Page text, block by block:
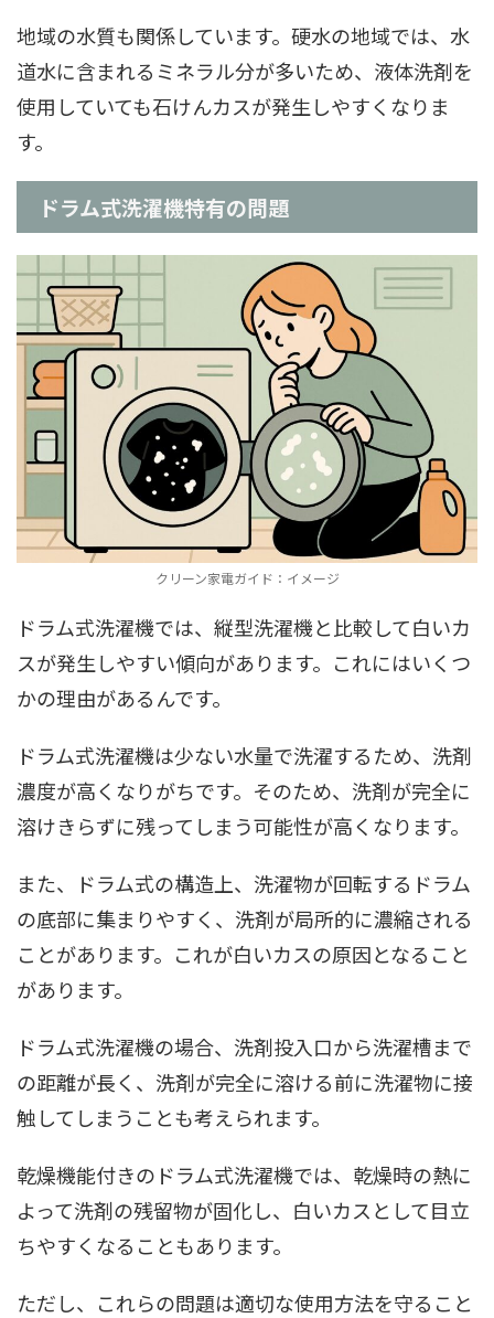
地域の水質も関係しています。硬水の地域では、水
道水に含まれるミネラル分が多いため、液体洗剤を
使用していても石けんカスが発生しやすくなりま
す。
ドラム式洗濯機特有の問題
クリーン家電ガイド：イメージ
ドラム式洗濯機では、縦型洗濯機と比較して白いカ
スが発生しやすい傾向があります。これにはいくつ
かの理由があるんです。
ドラム式洗濯機は少ない水量で洗濯するため、洗剤
濃度が高くなりがちです。そのため、洗剤が完全に
溶けきらずに残ってしまう可能性が高くなります。
また、ドラム式の構造上、洗濯物が回転するドラム
の底部に集まりやすく、洗剤が局所的に濃縮される
ことがあります。これが白いカスの原因となること
があります。
ドラム式洗濯機の場合、洗剤投入口から洗濯槽まで
の距離が長く、洗剤が完全に溶ける前に洗濯物に接
触してしまうことも考えられます。
乾燥機能付きのドラム式洗濯機では、乾燥時の熱に
よって洗剤の残留物が固化し、白いカスとして目立
ちやすくなることもあります。
ただし、これらの問題は適切な使用方法を守ること